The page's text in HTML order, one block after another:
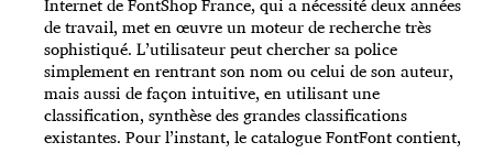
de travail, met en œuvre un moteur de recherche très
sophistiqué. L’utilisateur peut chercher sa police
simplement en rentrant son nom ou celui de son auteur,
mais aussi de façon intuitive, en utilisant une
classification, synthèse des grandes classifications
existantes. Pour l’instant, le catalogue FontFont contient,